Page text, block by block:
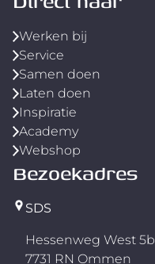
Werken bij
Service
Samen doen
Laten doen
Inspiratie
Academy
Webshop
Bezoekadres
SDS
Hessenweg West 5b
7731 RN Ommen